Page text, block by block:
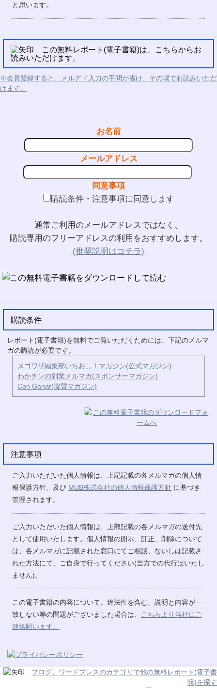
と思います。
この無料レポート(電子書籍)は、こちらからお
読みいただけます。
※会員登録すると、メルアド入力の手間が省け、その場でお読みいただ
けます。
お名前
メールアドレス
同意事項
購読条件・注意事項に同意します
通常ご利用のメールアドレスではなく、
購読専用のフリーアドレスの利用をおすすめします。
(推奨説明はコチラ)
購読条件
レポート(電子書籍)を無料でご覧いただくためには、下記のメルマ
ガの購読が必要です。
スゴワザ編集部いちおし！マガジン(公式マガジン)
わかチンの副業メルマガ(スポンサーマガジン)
Con Ganar(協賛マガジン)
注意事項
ご入力いただいた個人情報は、上記記載の各メルマガの個人情
報保護方針、及び MUB株式会社の個人情報保護方針 に基づき
管理されます。
ご入力いただいた個人情報は、上部記載の各メルマガの送付先
として使用いたします。個人情報の開示、訂正、削除について
は、各メルマガに記載された窓口にてご相談、ないしは記載さ
れた方法にて、ご自身で行ってください(当方での代行はいたし
ません)。
この電子書籍の内容について、違法性を含む、説明と内容が一
致しない等の問題がございました場合は、
こちらより当社にご
連絡願います。
ブログ、ワードプレスのカテゴリで他の無料レポート(電子書
籍)を探す